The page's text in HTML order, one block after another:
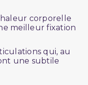
corporelle
meilleur fixation
qui, au
une subtile